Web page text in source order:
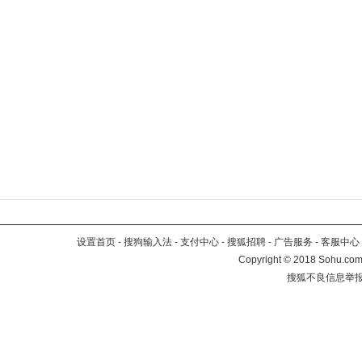
设置首页 - 搜狗输入法 - 支付中心 - 搜狐招聘 - 广告服务 - 客服中心
Copyright©2018
搜狐不良信息举